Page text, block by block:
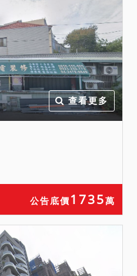
查看更多
公告底價 1735萬